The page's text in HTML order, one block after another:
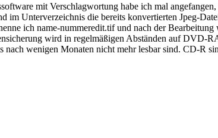
mit Verschlagwortung habe ich mal
im Unterverzeichnis die bereits konvertierten Jpeg-
ich name-nummeredit.tif und nach der
wird in regelmäßigen Abständen auf
wenigen Monaten nicht mehr lesbar sind. CD-R